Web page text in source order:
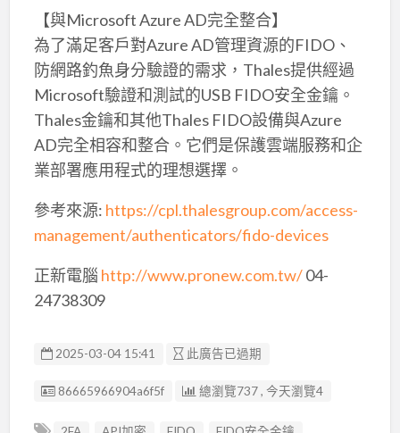
【與Microsoft Azure AD完全整合】
為了滿足客戶對Azure AD管理資源的FIDO、
防網路釣魚身分驗證的需求，Thales提供經過
Microsoft驗證和測試的USB FIDO安全金鑰。
Thales金鑰和其他Thales FIDO設備與Azure
AD完全相容和整合。它們是保護雲端服務和企
業部署應用程式的理想選擇。
參考來源: https://cpl.thalesgroup.com/access-
management/authenticators/fido-devices
正新電腦 http://www.pronew.com.tw/04-
24738309
2025-03-04 15:41 此廣告已過期
廣告编號
86665966904a6f5f 總瀏覽737 , 今天瀏覽4